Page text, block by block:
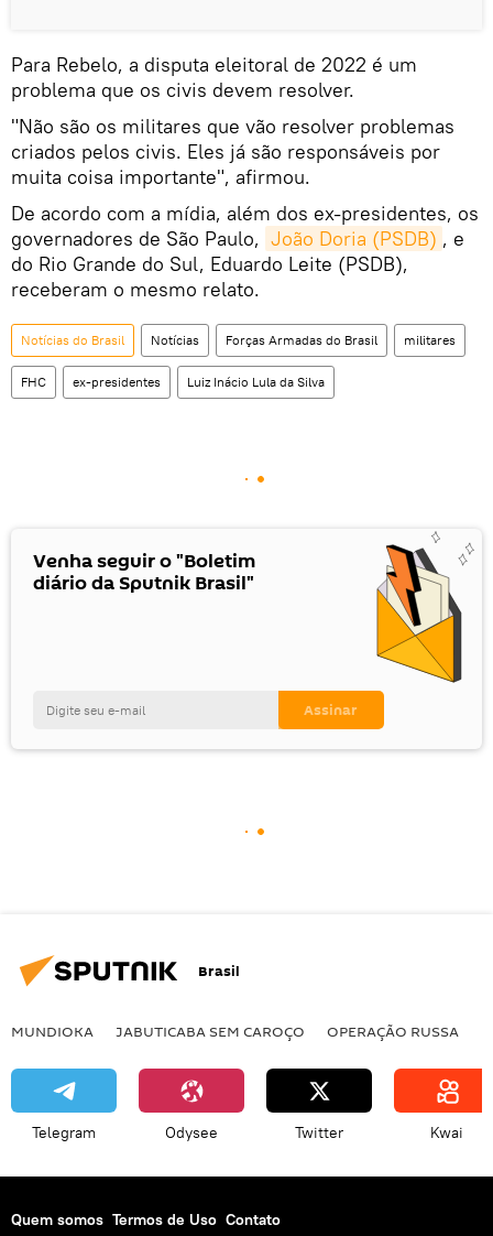
Para Rebelo, a disputa eleitoral de 2022 é um
problema que os civis devem resolver.
"Não são os militares que vão resolver problemas
criados pelos civis. Eles já são responsáveis por
muita coisa importante", afirmou.
De acordo com a mídia, além dos ex-presidentes, os
governadores de São Paulo, João Doria (PSDB) , e
do Rio Grande do Sul, Eduardo Leite (PSDB),
receberam o mesmo relato.
Notícias do Brasil Notícias Forças Armadas do Brasil militares
FHC ex-presidentes Luiz Inácio Lula da Silva
Venha seguir o "Boletim
diário da Sputnik Brasil"
Brasil
MUNDIOKA JABUTICABA SEM CAROÇO OPERAÇÃO RUSSA
Telegram Odysee Twitter Kwai
Quem somos Termos de Uso Contato